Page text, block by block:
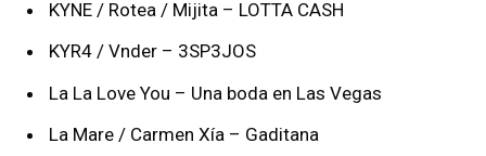
KYNE / Rotea / Mijita – LOTTA CASH
KYR4 / Vnder – 3SP3JOS
La La Love You – Una boda en Las Vegas
La Mare / Carmen Xía – Gaditana